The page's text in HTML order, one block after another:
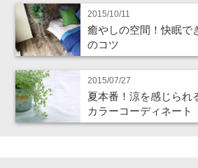
2015/10/11
癒やしの空間！快眠で
のコツ
2015/07/27
夏本番！涼を感じられ
カラーコーディネート